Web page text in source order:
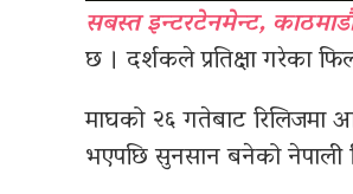
सबस्त इन्टरटेनमेन्ट,
छ । दर्शकले प्रतिक्षा गरेका
माघको २६ गतेबाट रिलिजमा
भएपछि सुनसान बनेको